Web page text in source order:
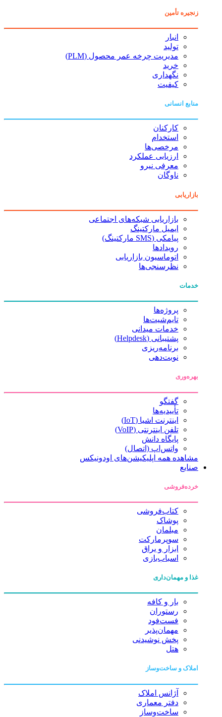
زنجیره تأمین
انبار
تولید
مدیریت چرخه عمر محصول (PLM)
خرید
نگهداری
کیفیت
منابع انسانی
کارکنان
استخدام
مرخصی‌ها
ارزیابی عملکرد
معرفی نیرو
ناوگان
بازاریابی
بازاریابی شبکه‌های اجتماعی
ایمیل مارکتینگ
پیامکی (SMS مارکتینگ)
رویدادها
اتوماسیون بازاریابی
نظرسنجی‌ها
خدمات
پروژه‌ها
تایم‌شیت‌ها
خدمات میدانی
پشتیبانی (Helpdesk)
برنامه‌ریزی
نوبت‌دهی
بهره‌وری
گفتگو
تأییدیه‌ها
اینترنت اشیا (IoT)
تلفن اینترنتی (VoIP)
پایگاه دانش
واتس‌اپ (اتصال)
مشاهده همه اپلیکیشن‌های اودونیکس
صنایع
خرده‌فروشی
کتاب‌فروشی
پوشاک
مبلمان
سوپرمارکت
ابزار و یراق
اسباب‌بازی
غذا و مهمان‌داری
بار و کافه
رستوران
فست‌فود
مهمان‌پذیر
پخش نوشیدنی
هتل
املاک و ساخت‌وساز
آژانس املاک
دفتر معماری
ساخت‌وساز